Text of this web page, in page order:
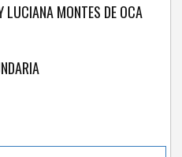
LUCIANA MONTES DE OCA